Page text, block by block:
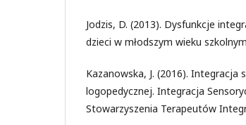
Jodzis, D. (2013). Dysfunkcje
dzieci w młodszym wieku
Kazanowska, J. (2016). Integracja
logopedycznej. Integracja
Stowarzyszenia Terapeutów